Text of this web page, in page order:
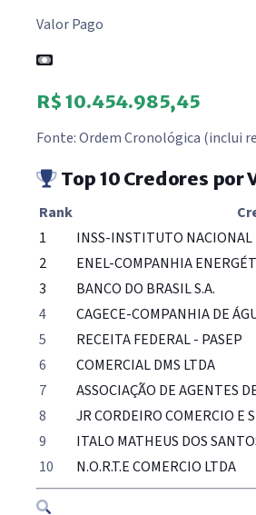
Valor Pago
R$ 10.454.985,45
Fonte: Ordem Cronológica (inclui
Top 10 Credores por
Rank
1
INSS-INSTITUTO NACIONAL
2
ENEL-COMPANHIA
3
BANCO DO BRASIL S.A.
4
CAGECE-COMPANHIA DE
5
RECEITA FEDERAL - PASEP
6
COMERCIAL DMS LTDA
7
ASSOCIAÇÃO DE AGENTES
8
JR CORDEIRO COMERCIO E
9
ITALO MATHEUS DOS
10
N.O.R.T.E COMERCIO LTDA